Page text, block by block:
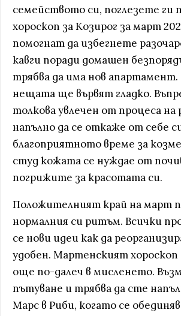
семейството си, поглезете
хороскоп за Козирог за март
помогнат да избегнете
кавги поради домашен
трябва да има нов
нещата ще вървят гладко.
толкова увлечен от процеса
напълно да се откаже от себе
благоприятното време за
студ кожата се нуждае от
погрижите за красотата си.
Положителният край на март
нормалния си ритъм. Всички
се нови идеи как да
удобен. Мартенският
още по-далеч в мисленето.
пътуване и трябва да сте
Марс в Риби, когато се